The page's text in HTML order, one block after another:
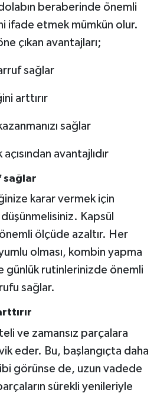
beraberinde önemli
ifade etmek mümkün olur.
çıkan avantajları;
sağlar
arttırır
sağlar
avantajlıdır
sağlar
karar vermek için
düşünmelisiniz. Kapsül
ölçüde azaltır. Her
olması, kombin yapma
günlük rutinlerinizde önemli
sağlar.
arttırır
ve zamansız parçalara
eder. Bu, başlangıçta daha
görünse de, uzun vadede
sürekli yenileriyle